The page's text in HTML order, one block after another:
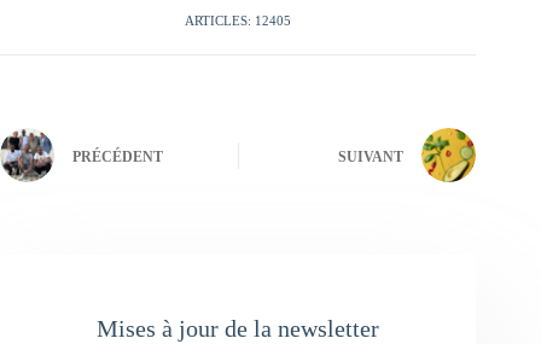
ARTICLES: 12405
PRÉCÉDENT SUIVANT
Mises à jour de la newsletter